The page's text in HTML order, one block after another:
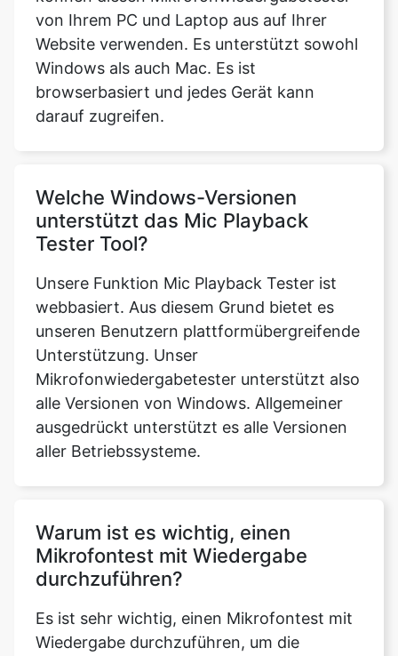
von Ihrem PC und Laptop aus auf Ihrer
Website verwenden. Es unterstützt sowohl
Windows als auch Mac. Es ist
browserbasiert und jedes Gerät kann
darauf zugreifen.
Welche Windows-Versionen
unterstützt das Mic Playback
Tester Tool?
Unsere Funktion Mic Playback Tester ist
webbasiert. Aus diesem Grund bietet es
unseren Benutzern plattformübergreifende
Unterstützung. Unser
Mikrofonwiedergabetester unterstützt also
alle Versionen von Windows. Allgemeiner
ausgedrückt unterstützt es alle Versionen
aller Betriebssysteme.
Warum ist es wichtig, einen
Mikrofontest mit Wiedergabe
durchzuführen?
Es ist sehr wichtig, einen Mikrofontest mit
Wiedergabe durchzuführen, um die